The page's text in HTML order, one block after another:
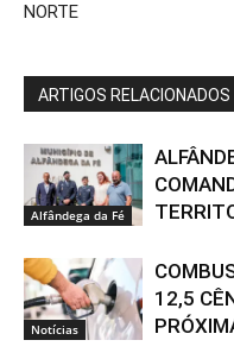
NORTE
ARTIGOS RELACIONADOS
Alfândega da Fé
Notícias
12,5